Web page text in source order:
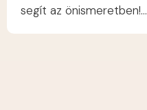
segít az önismeretben!...